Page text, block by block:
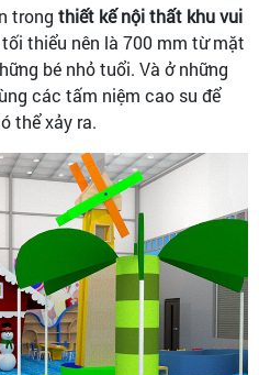
trong thiết kế nội thất khu vui
thiểu nên là 700 mm từ mặt
bé nhỏ tuổi. Và ở những
các tấm niệm cao su để
thể xảy ra.